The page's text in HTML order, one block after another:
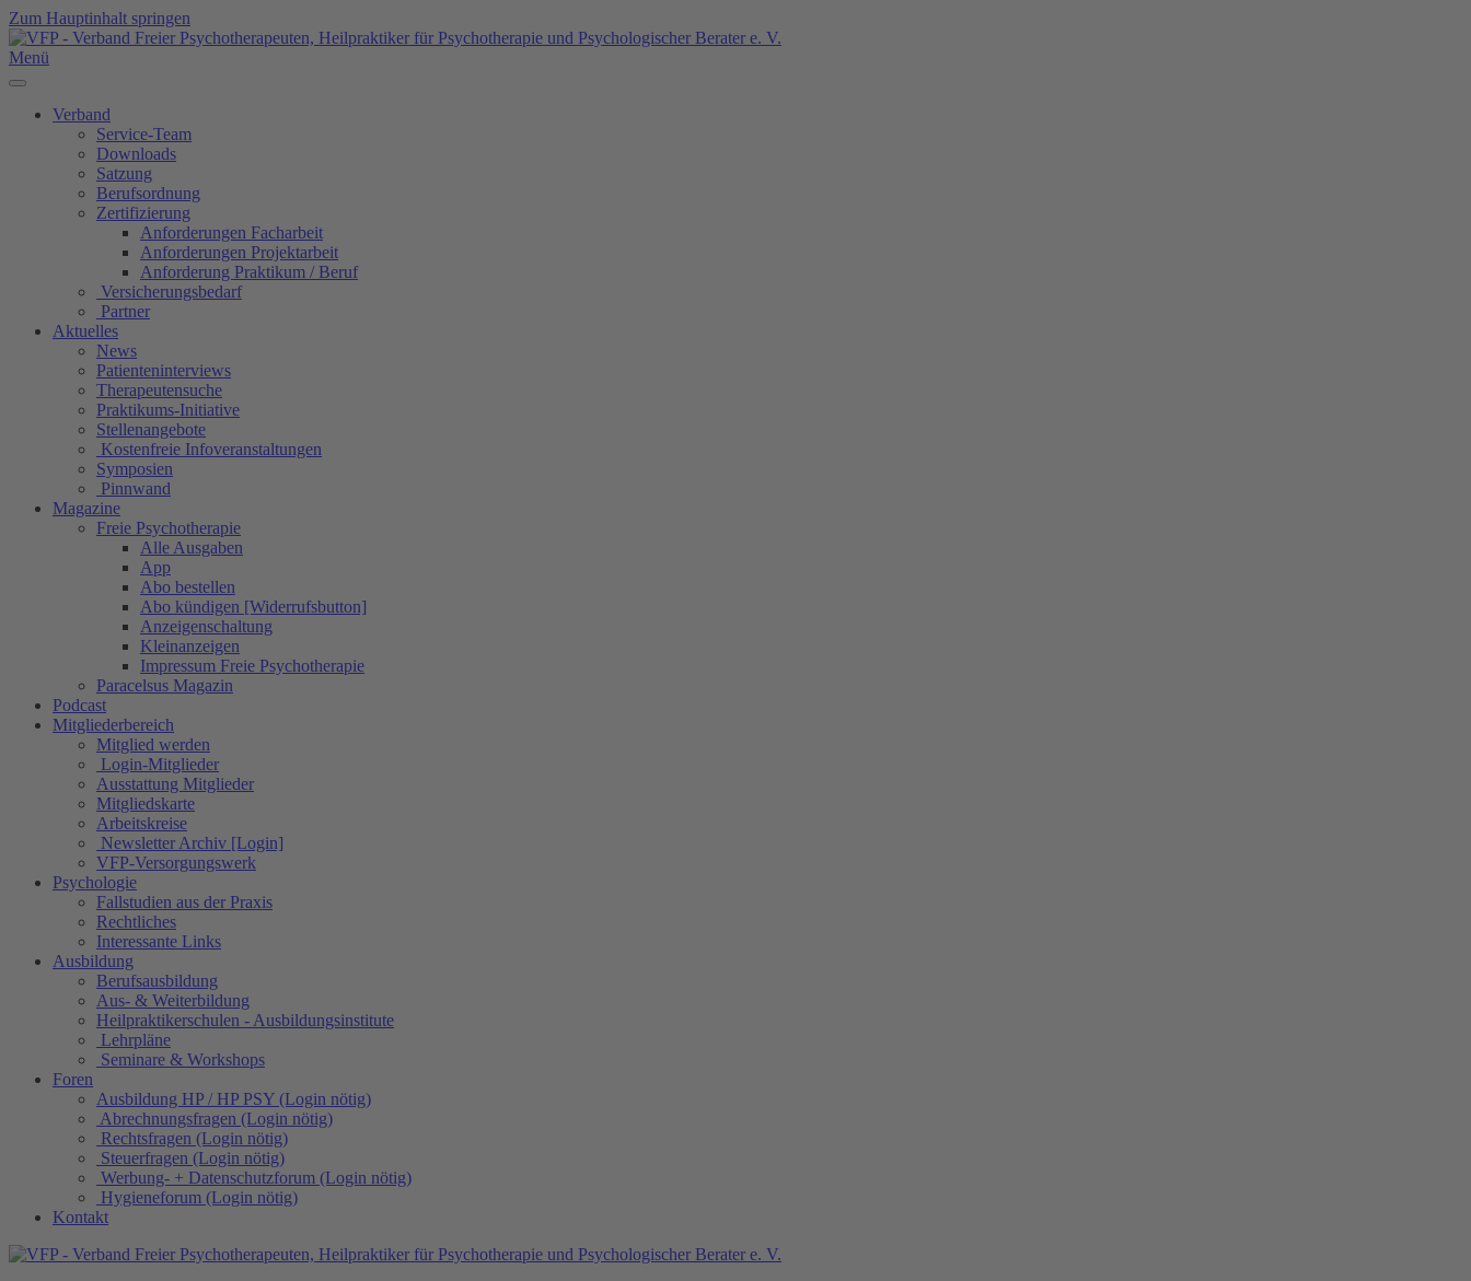
Zum Hauptinhalt springen
Menü
Verband
Service-Team
Downloads
Satzung
Berufsordnung
Zertifizierung
Anforderungen Facharbeit
Anforderungen Projektarbeit
Anforderung Praktikum / Beruf
Versicherungsbedarf
Partner
Aktuelles
News
Patienteninterviews
Therapeutensuche
Praktikums-Initiative
Stellenangebote
Kostenfreie Infoveranstaltungen
Symposien
Pinnwand
Magazine
Freie Psychotherapie
Alle Ausgaben
App
Abo bestellen
Abo kündigen [Widerrufsbutton]
Anzeigenschaltung
Kleinanzeigen
Impressum Freie Psychotherapie
Paracelsus Magazin
Podcast
Mitgliederbereich
Mitglied werden
Login-Mitglieder
Ausstattung Mitglieder
Mitgliedskarte
Arbeitskreise
Newsletter Archiv [Login]
VFP-Versorgungswerk
Psychologie
Fallstudien aus der Praxis
Rechtliches
Interessante Links
Ausbildung
Berufsausbildung
Aus- & Weiterbildung
Heilpraktikerschulen - Ausbildungsinstitute
Lehrpläne
Seminare & Workshops
Foren
Ausbildung HP / HP PSY (Login nötig)
Abrechnungsfragen (Login nötig)
Rechtsfragen (Login nötig)
Steuerfragen (Login nötig)
Werbung- + Datenschutzforum (Login nötig)
Hygieneforum (Login nötig)
Kontakt